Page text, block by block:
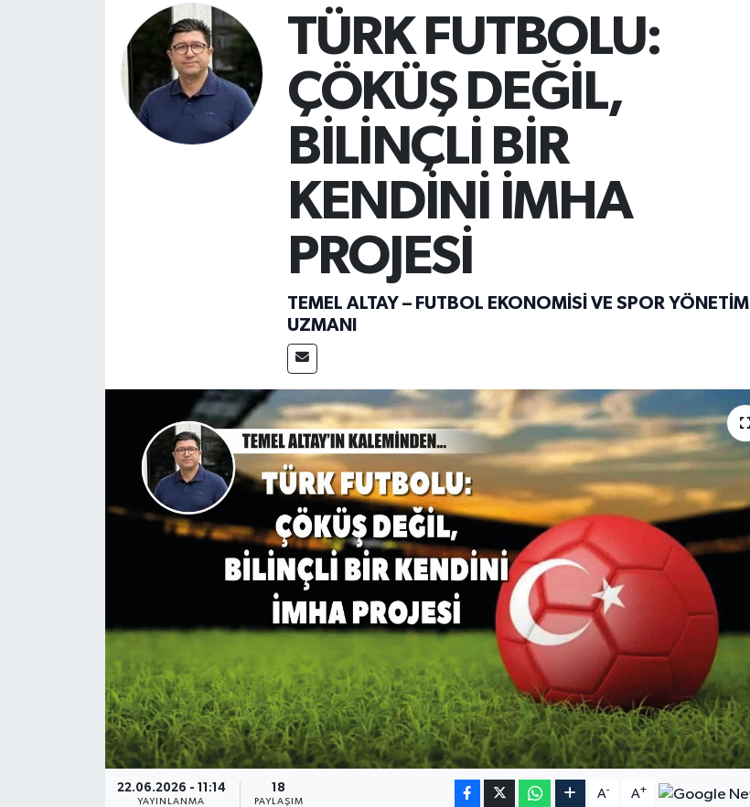
TÜRK FUTBOLU:
ÇÖKÜŞ DEĞİL,
BİLİNÇLİ BİR
KENDİNİ İMHA
PROJESİ
TEMEL ALTAY – FUTBOL EKONOMISI VE SPOR YÖNETIMI
UZMANI
22.06.2026 - 11:14
YAYINLANMA
18
PAYLAŞIM
A- A+
Mersin Tarihi